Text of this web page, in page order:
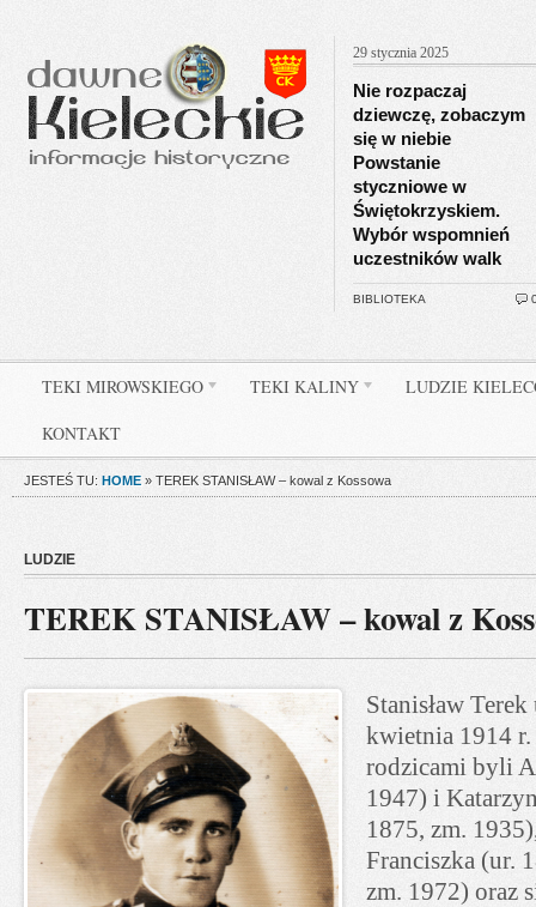
29 stycznia 2025
Nie rozpaczaj
dziewczę, zobaczym
się w niebie
Powstanie
styczniowe w
Świętokrzyskiem.
Wybór wspomnień
uczestników walk
BIBLIOTEKA
TEKI MIROWSKIEGO TEKI KALINY LUDZIE
KONTAKT
JESTEŚ TU: HOME » TEREK STANISŁAW – kowal z Kossowa
LUDZIE
TEREK STANISŁAW – kowal z
Stanisław
kwietnia 1914
rodzicami byli
1947) i
1875, zm.
Franciszka (ur.
zm. 1972) oraz